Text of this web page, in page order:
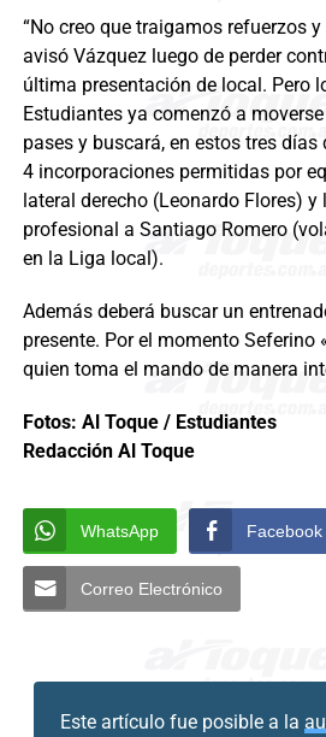
“No creo que traigamos refuerzos
avisó Vázquez luego de perder
última presentación de local. Pero
Estudiantes ya comenzó a
pases y buscará, en estos tres días
4 incorporaciones permitidas por
lateral derecho (Leonardo Flores)
profesional a Santiago Romero
en la Liga local).
Además deberá buscar un
presente. Por el momento Seferino
quien toma el mando de manera
Fotos: Al Toque / Estudiantes
Redacción Al Toque
WhatsApp Facebook
Correo Electrónico
Este artículo fue posible a la